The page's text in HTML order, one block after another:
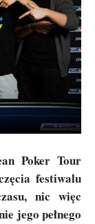
Poker Tour
festiwalu
nic więc
jego pełnego